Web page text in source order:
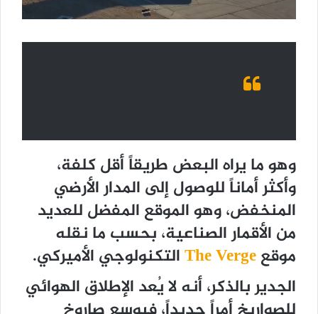
وهو ما يراه البعض طريقاً أقل كلفة،
وأكثر أماناً للوصول إلى المدار الأرضي
المنخفض، وهو الموقع المفضل للعديد
من الأقمار الصناعية، بحسب ما نقله
موقعThe Vergeالتكنولوجي الأميركي.
الجدير بالذكر، أنه لا يُعد الإطلاق الهوائي